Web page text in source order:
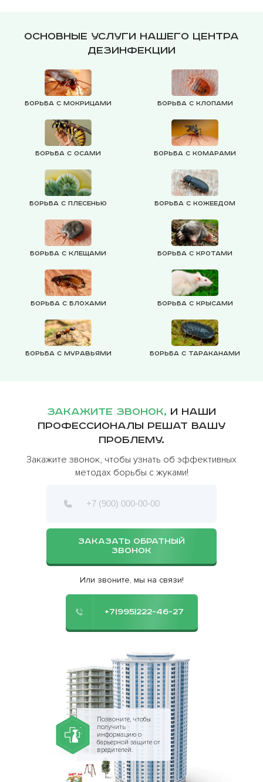
Основные услуги нашего центра
дезинфекции
Борьба с мокрицами Борьба с клопами
Борьба с осами Борьба с комарами
Борьба с плесенью Борьба с кожеедом
Борьба с клещами Борьба с кротами
Борьба с блохами Борьба с крысами
Борьба с муравьями Борьба с тараканами
Закажите звонок, и наши
профессионалы решат вашу
проблему.
Закажите звонок, чтобы узнать об эффективных
методах борьбы с жуками!
ЗАКАЗАТЬ ОБРАТНЫЙ
ЗВОНОК
Или звоните, мы на связи!
+7(995)222-46-27
Позвоните, чтобы
получить
информацию о
барьерной защите от
вредителей.